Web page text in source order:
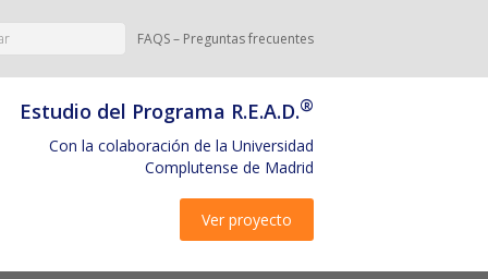
FAQS – Preguntas frecuentes
Estudio del Programa R.E.A.D.®
Con la colaboración de la Universidad
Complutense de Madrid
Ver proyecto